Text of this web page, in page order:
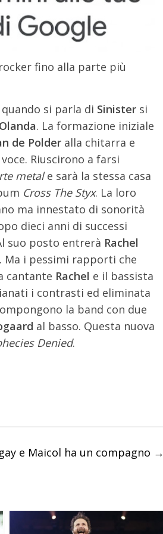
fino alla parte più
si parla di Sinister si
Olanda. La formazione iniziale
de Polder alla chitarra e
Riuscirono a farsi
metale sarà la stessa casa
Cross The Styx. La loro
ma innestato di sonorità
dieci anni di successi
suo posto entrerà Rachel
Ma i pessimi rapporti che
cantante Rachel e il bassista
i contrasti ed eliminata
la band con due
al basso. Questa nuova
Denied.
e Maicol ha un compagno →